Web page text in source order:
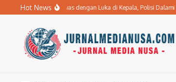
Lewati ke konten
Hot News
di Ngawi Tewas dengan Luka di Kepala, Polisi Dalami